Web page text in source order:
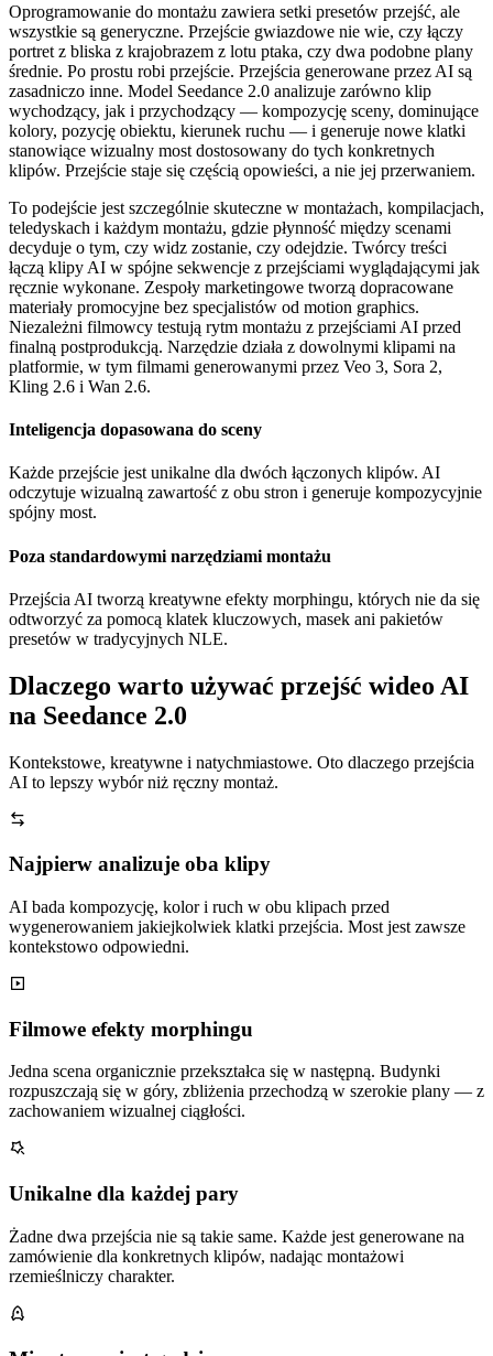
Oprogramowanie do montażu zawiera setki presetów przejść, ale
wszystkie są generyczne. Przejście gwiazdowe nie wie, czy łączy
portret z bliska z krajobrazem z lotu ptaka, czy dwa podobne plany
średnie. Po prostu robi przejście. Przejścia generowane przez AI są
zasadniczo inne. Model Seedance 2.0 analizuje zarówno klip
wychodzący, jak i przychodzący — kompozycję sceny, dominujące
kolory, pozycję obiektu, kierunek ruchu — i generuje nowe klatki
stanowiące wizualny most dostosowany do tych konkretnych
klipów. Przejście staje się częścią opowieści, a nie jej przerwaniem.
To podejście jest szczególnie skuteczne w montażach, kompilacjach,
teledyskach i każdym montażu, gdzie płynność między scenami
decyduje o tym, czy widz zostanie, czy odejdzie. Twórcy treści
łączą klipy AI w spójne sekwencje z przejściami wyglądającymi jak
ręcznie wykonane. Zespoły marketingowe tworzą dopracowane
materiały promocyjne bez specjalistów od motion graphics.
Niezależni filmowcy testują rytm montażu z przejściami AI przed
finalną postprodukcją. Narzędzie działa z dowolnymi klipami na
platformie, w tym filmami generowanymi przez Veo 3, Sora 2,
Kling 2.6 i Wan 2.6.
Inteligencja dopasowana do sceny
Każde przejście jest unikalne dla dwóch łączonych klipów. AI
odczytuje wizualną zawartość z obu stron i generuje kompozycyjnie
spójny most.
Poza standardowymi narzędziami montażu
Przejścia AI tworzą kreatywne efekty morphingu, których nie da się
odtworzyć za pomocą klatek kluczowych, masek ani pakietów
presetów w tradycyjnych NLE.
Dlaczego warto używać przejść wideo AI
na Seedance 2.0
Kontekstowe, kreatywne i natychmiastowe. Oto dlaczego przejścia
AI to lepszy wybór niż ręczny montaż.
Najpierw analizuje oba klipy
AI bada kompozycję, kolor i ruch w obu klipach przed
wygenerowaniem jakiejkolwiek klatki przejścia. Most jest zawsze
kontekstowo odpowiedni.
Filmowe efekty morphingu
Jedna scena organicznie przekształca się w następną. Budynki
rozpuszczają się w góry, zbliżenia przechodzą w szerokie plany — z
zachowaniem wizualnej ciągłości.
Unikalne dla każdej pary
Żadne dwa przejścia nie są takie same. Każde jest generowane na
zamówienie dla konkretnych klipów, nadając montażowi
rzemieślniczy charakter.